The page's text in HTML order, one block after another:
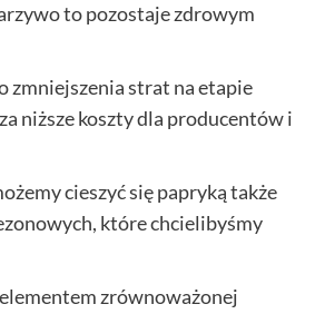
to pozostaje zdrowym
zmniejszenia strat na etapie
niższe koszty dla producentów i
cieszyć się papryką także
które chcielibyśmy
zrównoważonej